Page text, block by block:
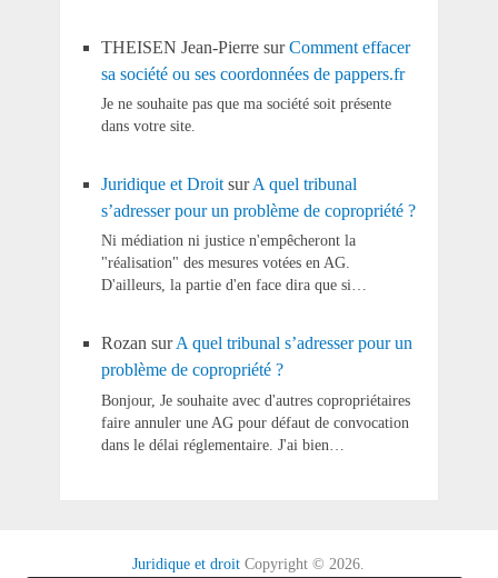
THEISEN Jean-PierresurComment effacer
sa société ou ses coordonnées de pappers.fr
Je ne souhaite pas que ma société soit présente
dans votre site.
Juridique et DroitsurA quel tribunal
s’adresser pour un problème de copropriété ?
Ni médiation ni justice n'empêcheront la
"réalisation" des mesures votées en AG.
D'ailleurs, la partie d'en face dira que si…
RozansurA quel tribunal s’adresser pour un
problème de copropriété ?
Bonjour, Je souhaite avec d'autres copropriétaires
faire annuler une AG pour défaut de convocation
dans le délai réglementaire. J'ai bien…
Juridique et droit Copyright © 2026.